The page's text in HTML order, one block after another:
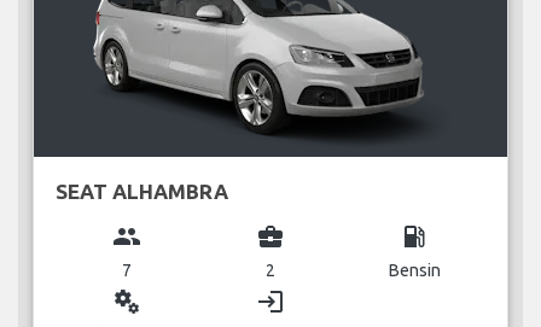
SEAT ALHAMBRA
group
7
business_center
2
local_gas_station
Bensin
miscellaneous_services login